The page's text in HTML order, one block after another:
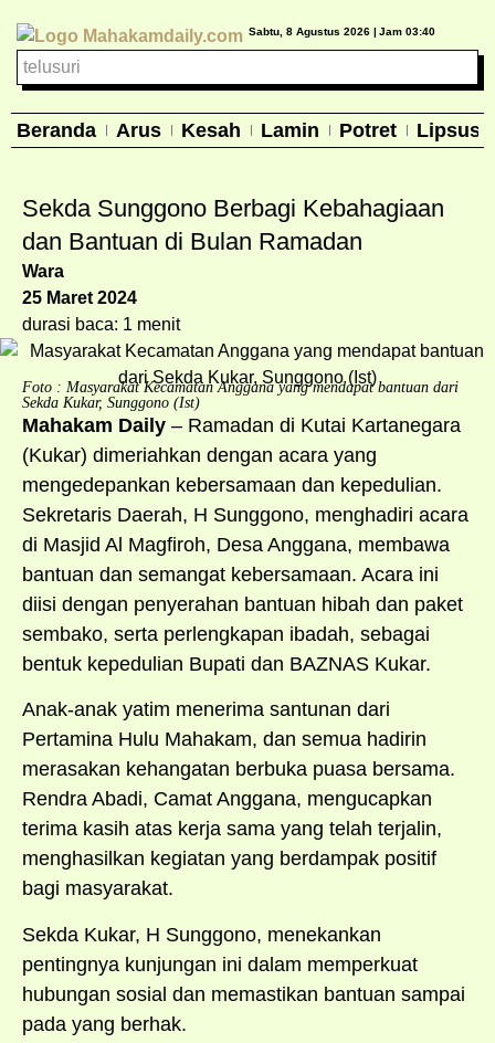
Sabtu, 8 Agustus 2026 | Jam 03:40
Beranda Arus Kesah Lamin Potret Lipsus
Sekda Sunggono Berbagi Kebahagiaan
dan Bantuan di Bulan Ramadan
Wara
25 Maret 2024
durasi baca: 1 menit
Foto : Masyarakat Kecamatan Anggana yang mendapat bantuan dari
Sekda Kukar, Sunggono (Ist)
Mahakam Daily – Ramadan di Kutai Kartanegara
(Kukar) dimeriahkan dengan acara yang
mengedepankan kebersamaan dan kepedulian.
Sekretaris Daerah, H Sunggono, menghadiri acara
di Masjid Al Magfiroh, Desa Anggana, membawa
bantuan dan semangat kebersamaan. Acara ini
diisi dengan penyerahan bantuan hibah dan paket
sembako, serta perlengkapan ibadah, sebagai
bentuk kepedulian Bupati dan BAZNAS Kukar.
Anak-anak yatim menerima santunan dari
Pertamina Hulu Mahakam, dan semua hadirin
merasakan kehangatan berbuka puasa bersama.
Rendra Abadi, Camat Anggana, mengucapkan
terima kasih atas kerja sama yang telah terjalin,
menghasilkan kegiatan yang berdampak positif
bagi masyarakat.
Sekda Kukar, H Sunggono, menekankan
pentingnya kunjungan ini dalam memperkuat
hubungan sosial dan memastikan bantuan sampai
pada yang berhak.